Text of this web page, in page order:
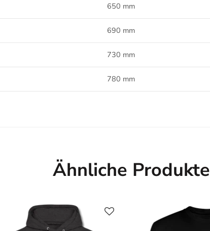
650 mm
690 mm
730 mm
780 mm
Ähnliche Produkte